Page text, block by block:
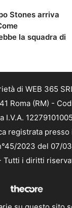
Stones arriva
la squadra di
di WEB 365
Roma (RM) -
I.V.A. 12279101005
registrata presso
2023 del 07/
i diritti